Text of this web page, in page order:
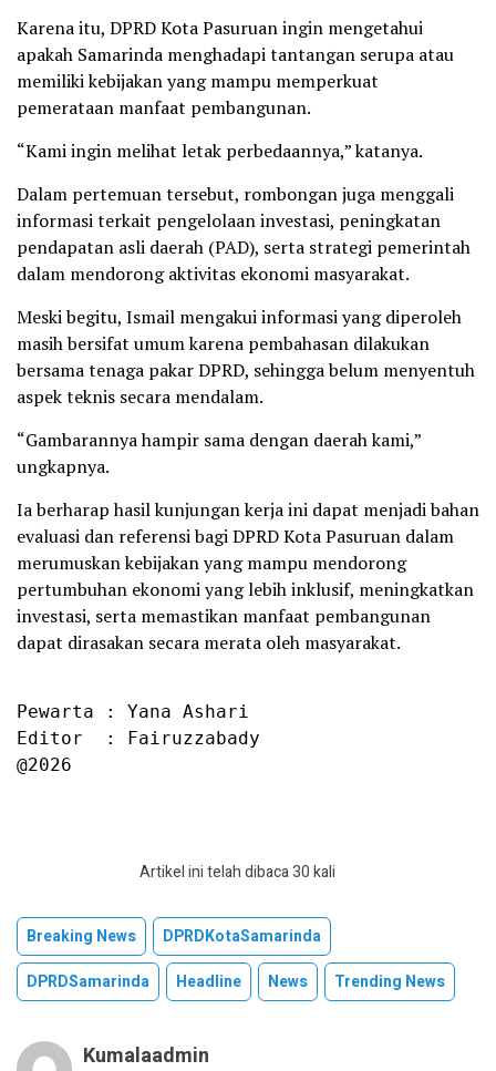
Karena itu, DPRD Kota Pasuruan ingin mengetahui
apakah Samarinda menghadapi tantangan serupa atau
memiliki kebijakan yang mampu memperkuat
pemerataan manfaat pembangunan.
“Kami ingin melihat letak perbedaannya,” katanya.
Dalam pertemuan tersebut, rombongan juga menggali
informasi terkait pengelolaan investasi, peningkatan
pendapatan asli daerah (PAD), serta strategi pemerintah
dalam mendorong aktivitas ekonomi masyarakat.
Meski begitu, Ismail mengakui informasi yang diperoleh
masih bersifat umum karena pembahasan dilakukan
bersama tenaga pakar DPRD, sehingga belum menyentuh
aspek teknis secara mendalam.
“Gambarannya hampir sama dengan daerah kami,”
ungkapnya.
Ia berharap hasil kunjungan kerja ini dapat menjadi bahan
evaluasi dan referensi bagi DPRD Kota Pasuruan dalam
merumuskan kebijakan yang mampu mendorong
pertumbuhan ekonomi yang lebih inklusif, meningkatkan
investasi, serta memastikan manfaat pembangunan
dapat dirasakan secara merata oleh masyarakat.
Pewarta : Yana Ashari
Editor  : Fairuzzabady
@2026
Artikel ini telah dibaca 30 kali
Breaking News
DPRDKotaSamarinda
DPRDSamarinda
Headline News Trending News
Kumalaadmin